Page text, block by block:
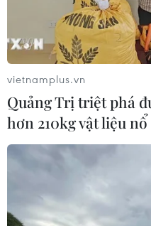
vietnamplus.vn
Quảng Trị triệt phá
hơn 210kg vật liệu nổ